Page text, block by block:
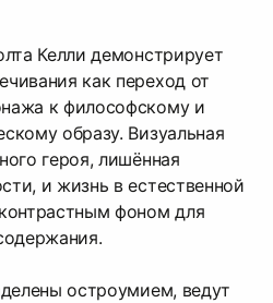
Келли демонстрирует
как переход от
к философскому и
образу. Визуальная
героя, лишённая
и жизнь в естественной
фоном для
остроумием, ведут